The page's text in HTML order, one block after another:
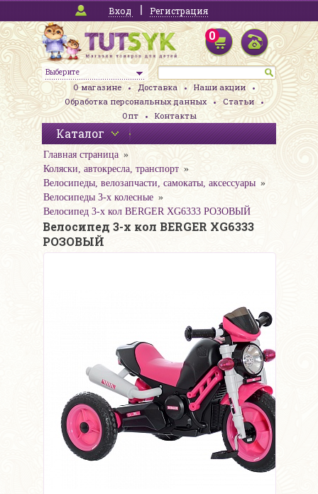
Вход Регистрация
Выберите
0
О магазине Доставка
Наши акции
Обработка персональных данных
Статьи
Опт
Контакты
Каталог
Главная страница
Коляски, автокресла, транспорт
Велосипеды, велозапчасти, самокаты, аксессуары
Велосипеды 3-х колесные
Велосипед 3-х кол BERGER XG6333 РОЗОВЫЙ
Велосипед 3-х кол BERGER XG6333
РОЗОВЫЙ